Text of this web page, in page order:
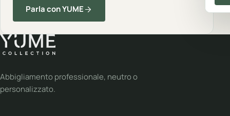
Parla con YUME
Abbigliamento professionale, neutro o
personalizzato.